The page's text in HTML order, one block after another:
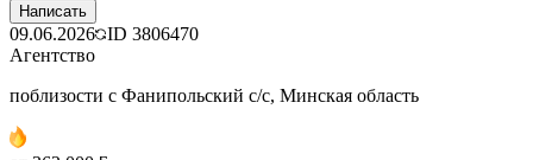
Написать
09.06.2026 ID 3806470
Агентство
поблизости с Фанипольский с/с, Минская область